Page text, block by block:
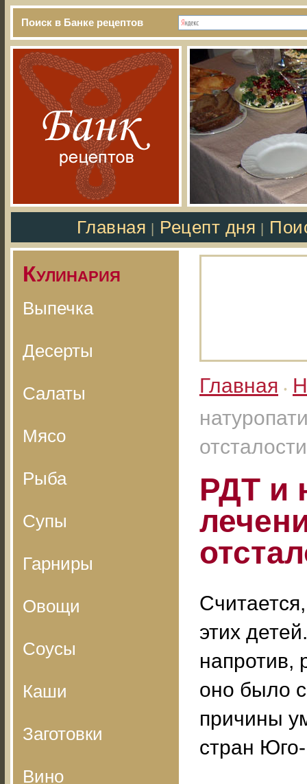
Поиск в Банке рецептов
Главная Рецепт дня
Кулинария
Выпечка
Десерты
Салаты
Мясо
Рыба
Супы
Гарниры
Овощи
Соусы
Каши
Заготовки
Вино
Главная •
РДТ и
этих
напротив,
оно было
причины
стран